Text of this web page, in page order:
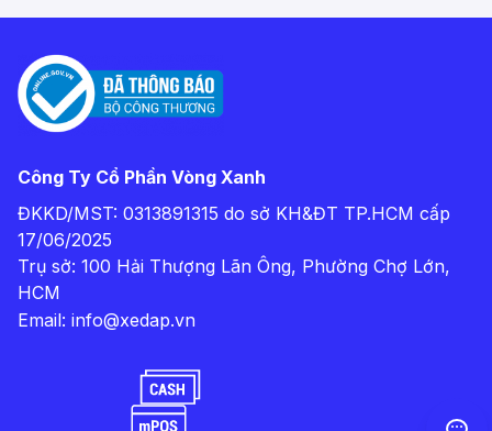
Công Ty Cổ Phần Vòng Xanh
ĐKKD/MST: 0313891315 do sở KH&ĐT TP.HCM cấp
17/06/2025
Trụ sở: 100 Hải Thượng Lãn Ông, Phường Chợ Lớn,
HCM
Email: info@xedap.vn